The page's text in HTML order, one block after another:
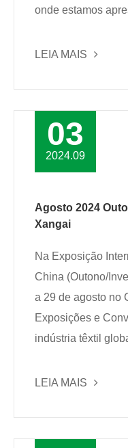
onde estamos
LEIA MAIS
03
2024.09
Agosto 2024
Xangai
Na Exposição
China (Outono/
a 29 de agosto no
Exposições e
indústria têxtil
LEIA MAIS